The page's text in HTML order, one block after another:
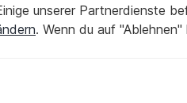
unserer Partnerdienste
. Wenn du auf